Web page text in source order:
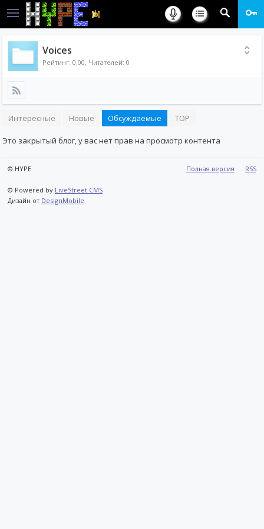
Voices
Рейтинг: 0.00, Читателей: 0
Интересные Новые Обсуждаемые TOP
Это закрытый блог, у вас нет прав на просмотр контента
Полная версия RSS
© HYPE
© Powered by LiveStreet CMS
Дизайн от DesignMobile